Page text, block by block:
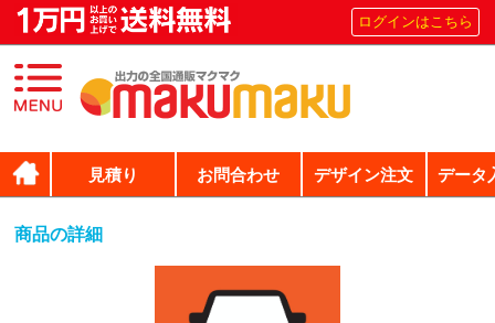
ログインはこちら
見積り お問合わせ デザイン注文 データ
商品の詳細